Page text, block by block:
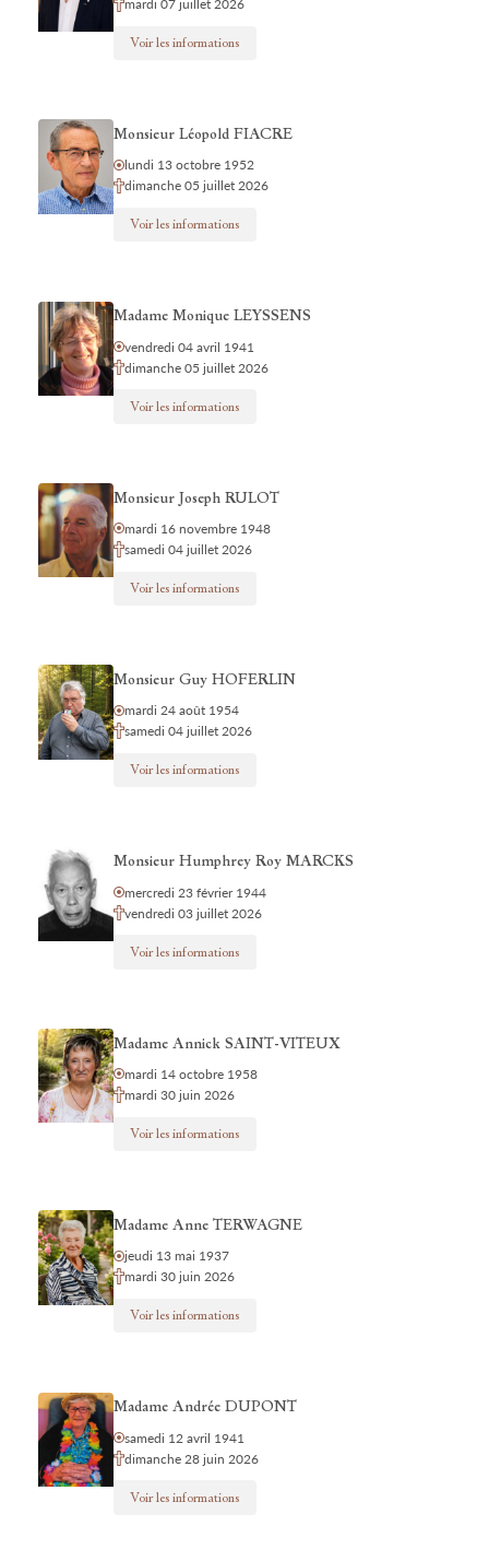
mardi 07 juillet 2026
Voir les informations
Monsieur Léopold FIACRE
lundi 13 octobre 1952
dimanche 05 juillet 2026
Voir les informations
Madame Monique LEYSSENS
vendredi 04 avril 1941
dimanche 05 juillet 2026
Voir les informations
Monsieur Joseph RULOT
mardi 16 novembre 1948
samedi 04 juillet 2026
Voir les informations
Monsieur Guy HOFERLIN
mardi 24 août 1954
samedi 04 juillet 2026
Voir les informations
Monsieur Humphrey Roy MARCKS
mercredi 23 février 1944
vendredi 03 juillet 2026
Voir les informations
Madame Annick SAINT-VITEUX
mardi 14 octobre 1958
mardi 30 juin 2026
Voir les informations
Madame Anne TERWAGNE
jeudi 13 mai 1937
mardi 30 juin 2026
Voir les informations
Madame Andrée DUPONT
samedi 12 avril 1941
dimanche 28 juin 2026
Voir les informations